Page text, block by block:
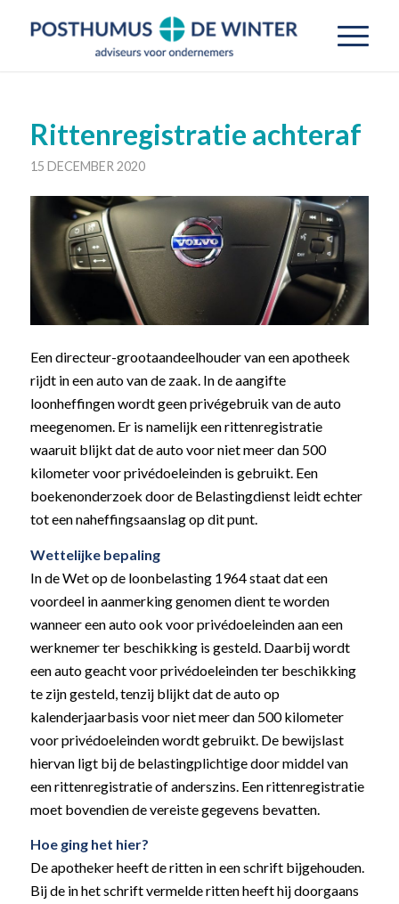
Rittenregistratie achteraf
15 DECEMBER 2020
Een directeur-grootaandeelhouder van een apotheek
rijdt in een auto van de zaak. In de aangifte
loonheffingen wordt geen privégebruik van de auto
meegenomen. Er is namelijk een rittenregistratie
waaruit blijkt dat de auto voor niet meer dan 500
kilometer voor privédoeleinden is gebruikt. Een
boekenonderzoek door de Belastingdienst leidt echter
tot een naheffingsaanslag op dit punt.
Wettelijke bepaling
In de Wet op de loonbelasting 1964 staat dat een
voordeel in aanmerking genomen dient te worden
wanneer een auto ook voor privédoeleinden aan een
werknemer ter beschikking is gesteld. Daarbij wordt
een auto geacht voor privédoeleinden ter beschikking
te zijn gesteld, tenzij blijkt dat de auto op
kalenderjaarbasis voor niet meer dan 500 kilometer
voor privédoeleinden wordt gebruikt. De bewijslast
hiervan ligt bij de belastingplichtige door middel van
een rittenregistratie of anderszins. Een rittenregistratie
moet bovendien de vereiste gegevens bevatten.
Hoe ging het hier?
De apotheker heeft de ritten in een schrift bijgehouden.
Bij de in het schrift vermelde ritten heeft hij doorgaans